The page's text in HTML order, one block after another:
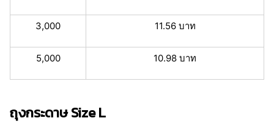
3,000 11.56 บาท
5,000 10.98 บาท
ถุงกระดาษ Size L